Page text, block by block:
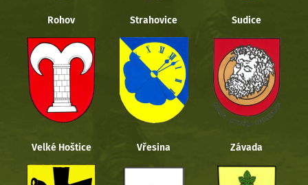
Rohov Strahovice Sudice
Velké Hoštice Vřesina Závada